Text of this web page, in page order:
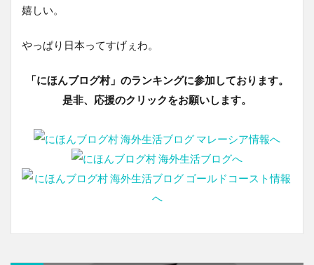
嬉しい。
やっぱり日本ってすげぇわ。
「にほんブログ村」のランキングに参加しております。
是非、応援のクリックをお願いします。